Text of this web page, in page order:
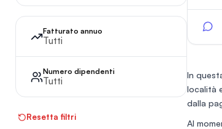
Fatturato annuo
Tutti
Numero dipendenti
Tutti
Resetta filtri
solo
In
località
dalla
Al